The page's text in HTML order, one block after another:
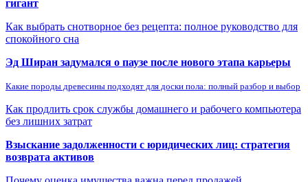
гигант
Как выбрать снотворное без рецепта: полное руководство для
спокойного сна
Эд Ширан задумался о паузе после нового этапа карьеры
Какие породы древесины подходят для доски пола: полный разбор и выбор
Как продлить срок службы домашнего и рабочего компьютера
без лишних затрат
Взыскание задолженности с юридических лиц: стратегия
возврата активов